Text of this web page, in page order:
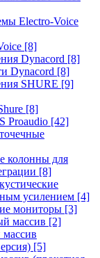
Electro-Voice
[8]
Dynacord [8]
Dynacord [8]
SHURE [9]
[8]
Proaudio [42]
колонны для
[8]
усилением [4]
мониторы [3]
массив [2]
[5]